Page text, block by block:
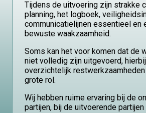
Tijdens de uitvoering zijn strakke
planning, het logboek,
communicatielijnen essentieel en
bewuste waakzaamheid.
Soms kan het voor komen dat de
niet volledig zijn uitgevoerd,
overzichtelijk
grote rol.
Wij hebben ruime ervaring bij de
partijen, bij de uitvoerende